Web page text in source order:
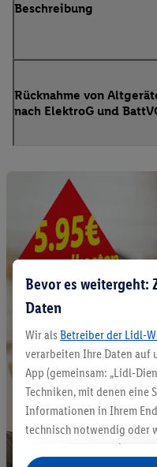
Beschreibung
Rücknahme von
nach ElektroG und
Bevor es weitergeht:
Daten
Wir als Betreiber der Lidl-
verarbeiten Ihre Daten auf
App (gemeinsam: „Lidl-
Techniken, mit denen eine
Informationen in Ihrem
technisch notwendig oder
auch durch Partner (u.a.